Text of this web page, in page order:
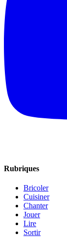
Rubriques
Bricoler
Cuisiner
Chanter
Jouer
Lire
Sortir